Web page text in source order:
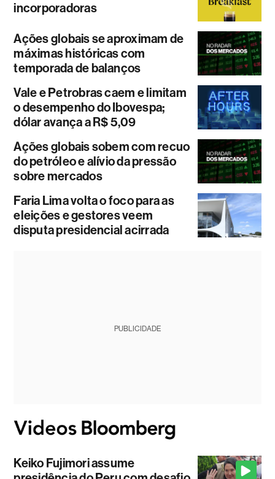
incorporadoras
Ações globais se aproximam de
máximas históricas com
temporada de balanços
Vale e Petrobras caem e limitam
o desempenho do Ibovespa;
dólar avança a R$ 5,09
Ações globais sobem com recuo
do petróleo e alívio da pressão
sobre mercados
Faria Lima volta o foco para as
eleições e gestores veem
disputa presidencial acirrada
PUBLICIDADE
Keiko Fujimori assume